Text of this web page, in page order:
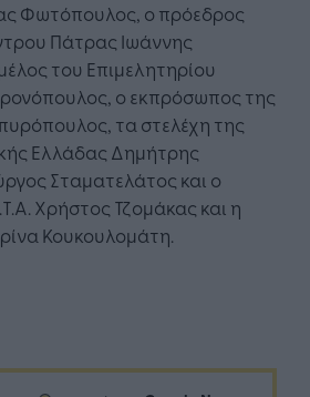
Φωτόπουλος, ο πρόεδρος
Πάτρας Ιωάννης
του Επιμελητηρίου
ο εκπρόσωπος της
τα στελέχη της
Ελλάδας Δημήτρης
Σταματελάτος και ο
Χρήστος Τζομάκας και η
Κουκουλομάτη.